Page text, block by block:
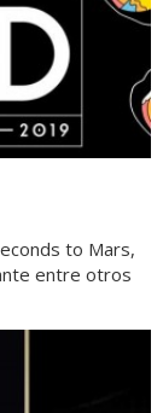
to Mars,
entre otros